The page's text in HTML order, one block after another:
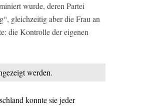
wurde, deren Partei
gleichzeitig aber die Frau an
die Kontrolle der eigenen
werden.
konnte sie jeder